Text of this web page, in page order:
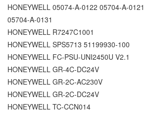
HONEYWELL 05074-A-0122 05704-A-0121
05704-A-0131
HONEYWELL R7247C1001
HONEYWELL SPS5713 51199930-100
HONEYWELL FC-PSU-UNI2450U V2.1
HONEYWELL GR-4C-DC24V
HONEYWELL GR-2C-AC230V
HONEYWELL GR-2C-DC24V
HONEYWELL TC-CCN014